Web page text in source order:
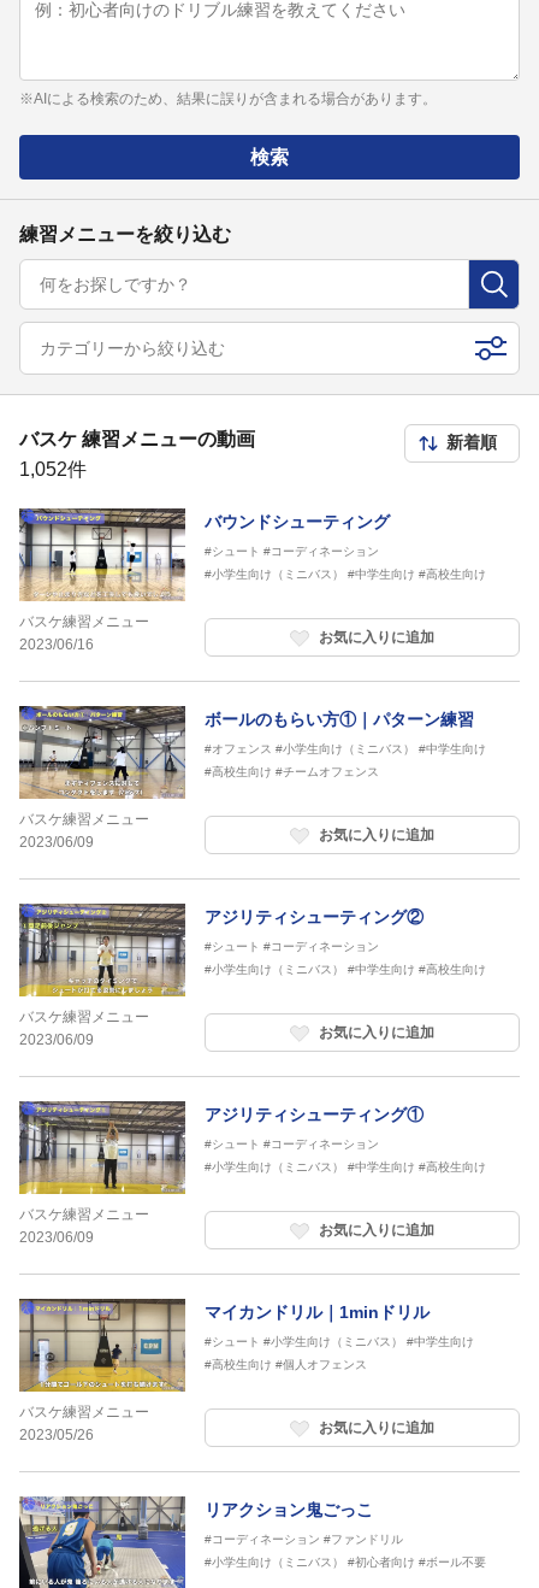
※AIによる検索のため、結果に誤りが含まれる場合があります。
検索
練習メニューを絞り込む
カテゴリーから絞り込む
バスケ 練習メニューの動画
1,052件
バスケ練習メニュー
2023/06/16
バウンドシューティング
#シュート #コーディネーション
#小学生向け（ミニバス）
#中学生向け #高校生向け
お気に入りに追加
バスケ練習メニュー
2023/06/09
ボールのもらい方①｜パターン練習
#オフェンス #小学生向け（ミニバス）
#中学生向け
#高校生向け #チームオフェンス
お気に入りに追加
バスケ練習メニュー
2023/06/09
アジリティシューティング②
#シュート #コーディネーション
#小学生向け（ミニバス）
#中学生向け #高校生向け
お気に入りに追加
バスケ練習メニュー
2023/06/09
アジリティシューティング①
#シュート #コーディネーション
#小学生向け（ミニバス）
#中学生向け #高校生向け
お気に入りに追加
バスケ練習メニュー
2023/05/26
マイカンドリル｜1minドリル
#シュート #小学生向け（ミニバス）
#中学生向け
#高校生向け #個人オフェンス
お気に入りに追加
リアクション鬼ごっこ
#コーディネーション #ファンドリル
#小学生向け（ミニバス）
#初心者向け #ボール不要